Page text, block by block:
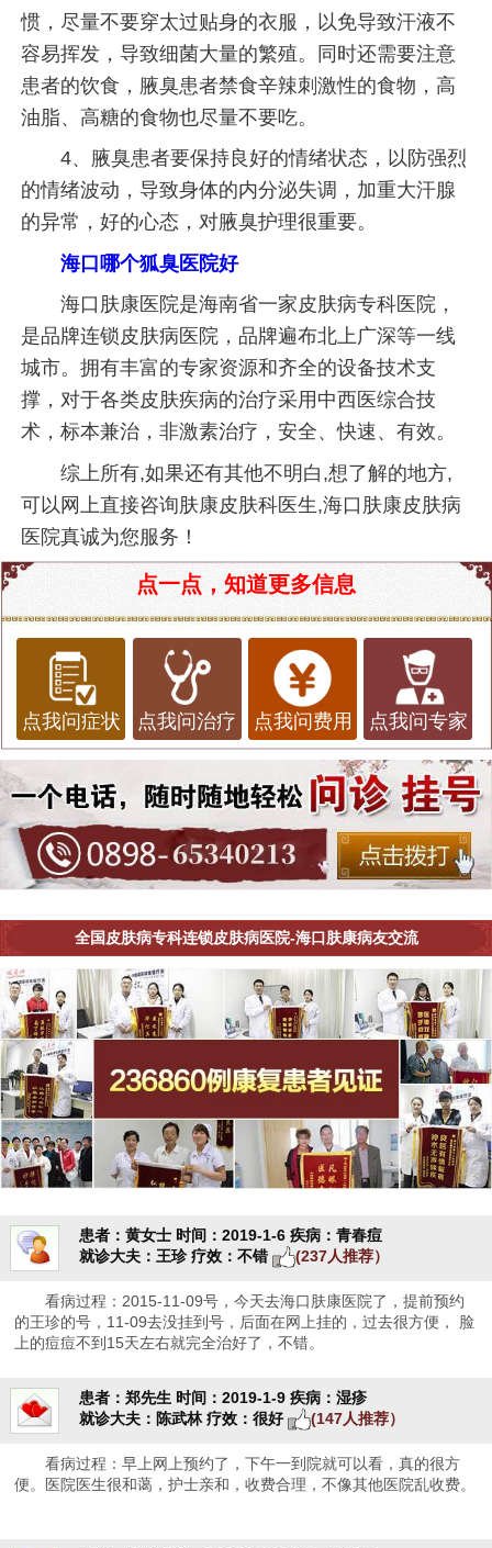
惯，尽量不要穿太过贴身的衣服，以免导致汗液不
容易挥发，导致细菌大量的繁殖。同时还需要注意
患者的饮食，腋臭患者禁食辛辣刺激性的食物，高
油脂、高糖的食物也尽量不要吃。
4、腋臭患者要保持良好的情绪状态，以防强烈
的情绪波动，导致身体的内分泌失调，加重大汗腺
的异常，好的心态，对腋臭护理很重要。
海口哪个狐臭医院好
海口肤康医院是海南省一家皮肤病专科医院，
是品牌连锁皮肤病医院，品牌遍布北上广深等一线
城市。拥有丰富的专家资源和齐全的设备技术支
撑，对于各类皮肤疾病的治疗采用中西医综合技
术，标本兼治，非激素治疗，安全、快速、有效。
综上所有,如果还有其他不明白,想了解的地方,
可以网上直接咨询肤康皮肤科医生,海口肤康皮肤病
医院真诚为您服务！
点一点，知道更多信息
点我问症状 点我问治疗 点我问费用 点我问专家
全国皮肤病专科连锁皮肤病医院-海口肤康病友交流
患者：黄女士 时间：2019-1-6 疾病：青春痘
就诊大夫：王珍 疗效：不错 (237人推荐）
看病过程：2015-11-09号，今天去海口肤康医院了，提前预约
的王珍的号，11-09去没挂到号，后面在网上挂的，过去很方便， 脸
上的痘痘不到15天左右就完全治好了，不错。
患者：郑先生 时间：2019-1-9 疾病：湿疹
就诊大夫：陈武林 疗效：很好 (147人推荐）
看病过程：早上网上预约了，下午一到院就可以看，真的很方
便。医院医生很和蔼，护士亲和，收费合理，不像其他医院乱收费。